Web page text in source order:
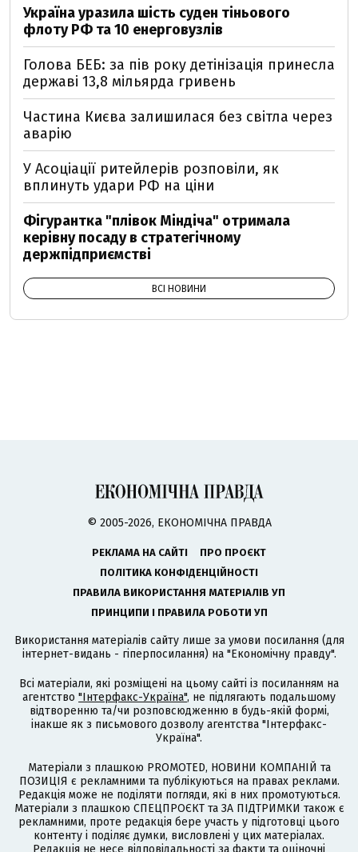
Україна уразила шість суден тіньового
флоту РФ та 10 енерговузлів
Голова БЕБ: за пів року детінізація принесла
державі 13,8 мільярда гривень
Частина Києва залишилася без світла через
аварію
У Асоціації ритейлерів розповіли, як
вплинуть удари РФ на ціни
Фігурантка "плівок Міндіча" отримала
керівну посаду в стратегічному
держпідприємстві
ВСІ НОВИНИ
© 2005-2026, ЕКОНОМІЧНА ПРАВДА
РЕКЛАМА НА САЙТІ
ПРО ПРОЄКТ
ПОЛІТИКА КОНФІДЕНЦІЙНОСТІ
ПРАВИЛА ВИКОРИСТАННЯ МАТЕРІАЛІВ УП
ПРИНЦИПИ І ПРАВИЛА РОБОТИ УП
Використання матеріалів сайту лише за умови посилання (для
інтернет-видань - гіперпосилання) на "Економічну правду".
Всі матеріали, які розміщені на цьому сайті із посиланням на
агентство "Інтерфакс-Україна", не підлягають подальшому
відтворенню та/чи розповсюдженню в будь-якій формі,
інакше як з письмового дозволу агентства "Інтерфакс-
Україна".
Матеріали з плашкою PROMOTED, НОВИНИ КОМПАНІЙ та
ПОЗИЦІЯ є рекламними та публікуються на правах реклами.
Редакція може не поділяти погляди, які в них промотуються.
Матеріали з плашкою СПЕЦПРОЄКТ та ЗА ПІДТРИМКИ також є
рекламними, проте редакція бере участь у підготовці цього
контенту і поділяє думки, висловлені у цих матеріалах.